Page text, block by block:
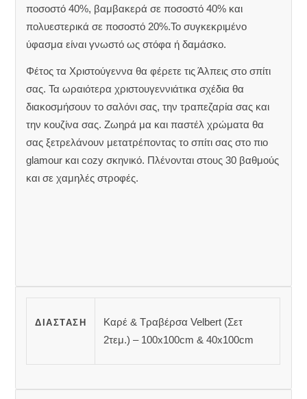
ποσοστό 40%, βαμβακερά σε ποσοστό 40% και
πολυεστερικά σε ποσοστό 20%.Το συγκεκριμένο
ύφασμα είναι γνωστό ως στόφα ή δαμάσκο.
Φέτος τα Χριστούγεννα θα φέρετε τις Άλπεις στο σπίτι
σας. Τα ωραιότερα χριστουγεννιάτικα σχέδια θα
διακοσμήσουν το σαλόνι σας, την τραπεζαρία σας και
την κουζίνα σας. Ζωηρά μα και παστέλ χρώματα θα
σας ξετρελάνουν μετατρέποντας το σπίτι σας στο πιο
glamour καιcozy σκηνικό. Πλένονται στους 30 βαθμούς
και σε χαμηλές στροφές.
ΔΙΆΣΤΑΣΗ
Καρέ & Τραβέρσα Velbert (Σετ
2τεμ.) – 100x100cm & 40x100cm